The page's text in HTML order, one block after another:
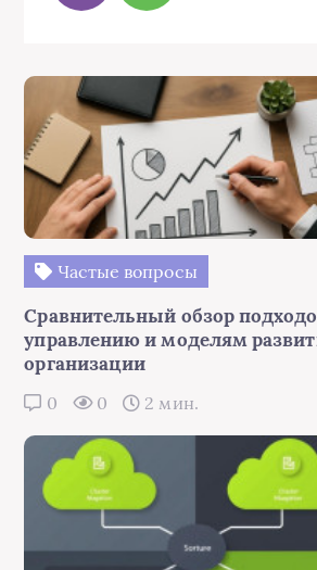
Частые вопросы
Сравнительный обзор
управлению и моделям
организации
0 0 2 мин.